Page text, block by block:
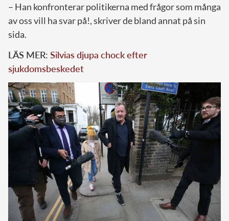
– Han konfronterar politikerna med frågor som många
av oss vill ha svar på!, skriver de bland annat på sin
sida.
LÄS MER: Silvias djupa chock efter
sjukdomsbeskedet